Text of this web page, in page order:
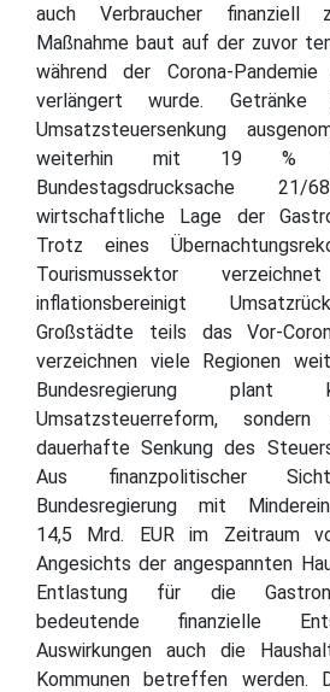
auch Verbraucher finanziell
Maßnahme baut auf der zuvor
während der Corona-
verlängert wurde.
Umsatzsteuersenkung
weiterhin mit 19 %
Bundestagsdrucksache
wirtschaftliche Lage der
Trotz eines
Tourismussektor
inflationsbereinigt
Großstädte teils das Vor-
verzeichnen viele Regionen
Bundesregierung plant
Umsatzsteuerreform,
dauerhafte Senkung des
Aus finanzpolitischer
Bundesregierung mit
14,5 Mrd. EUR im Zeitraum
Angesichts der angespannten
Entlastung für die
bedeutende finanzielle
Auswirkungen auch die
Kommunen betreffen werden.